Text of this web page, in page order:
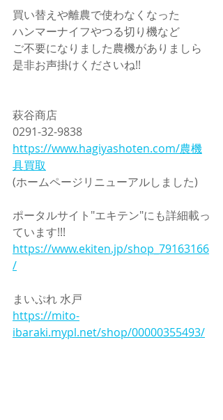
買い替えや離農で使わなくなった
ハンマーナイフやつる切り機など
ご不要になりました農機がありましら
是非お声掛けくださいね!!
萩谷商店
0291-32-9838
https://www.hagiyashoten.com/農機
具買取
(ホームページリニューアルしました)
ポータルサイト"エキテン"にも詳細載っ
ています!!!
https://www.ekiten.jp/shop_79163166
/
まいぷれ 水戸
https://mito-
ibaraki.mypl.net/shop/00000355493/